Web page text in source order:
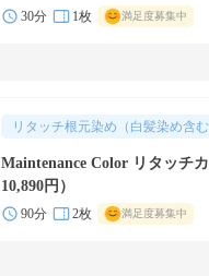
30分 1枚 満足度募集中
リタッチ根元染め（白髪染め含む
Maintenance Color リタッチ
10,890円）
90分 2枚 満足度募集中